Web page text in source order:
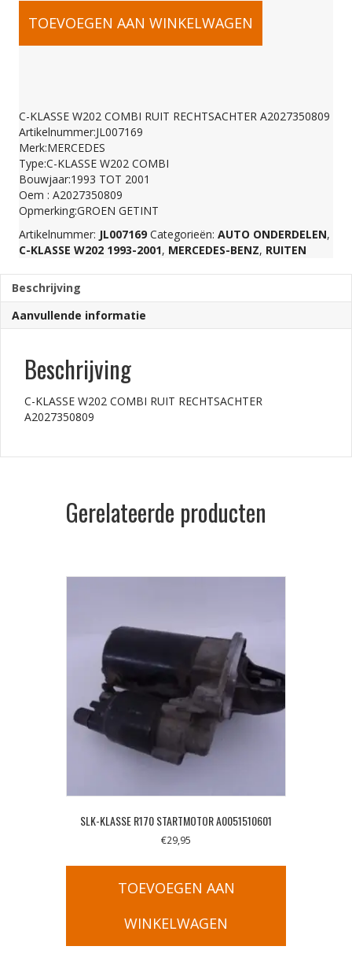
C-
W202
COMBI
RUIT
RECHTSACHTER
A2027350809
aantal
TOEVOEGEN AAN WINKELWAGEN
C-KLASSE W202 COMBI RUIT RECHTSACHTER A2027350809
Artikelnummer:JL007169
Merk:MERCEDES
Type:C-KLASSE W202 COMBI
Bouwjaar:1993 TOT 2001
Oem : A2027350809
Opmerking:GROEN GETINT
Artikelnummer: JL007169 Categorieën: AUTO ONDERDELEN,
C-KLASSE W202 1993-2001, MERCEDES-BENZ, RUITEN
Beschrijving
Aanvullende informatie
Beschrijving
C-KLASSE W202 COMBI RUIT RECHTSACHTER
A2027350809
Gerelateerde producten
SLK-KLASSE R170 STARTMOTOR A0051510601
€29,95
TOEVOEGEN AAN
WINKELWAGEN